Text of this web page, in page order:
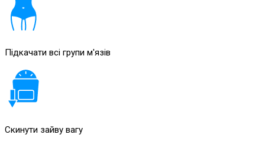
Підкачати всі групи м'язів
Скинути зайву вагу